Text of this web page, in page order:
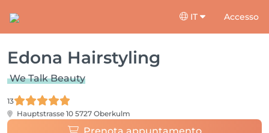
IT Accesso
Edona Hairstyling
We Talk Beauty
13
Hauptstrasse 10 5727 Oberkulm